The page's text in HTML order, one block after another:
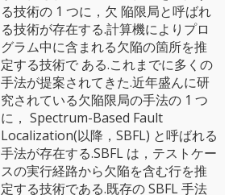
る技術の 1 つに，欠 陥限局と呼ばれ
る技術が存在する.計算機によりプロ
グラム中に含まれる欠陥の箇所を推
定する技術で ある.これまでに多くの
手法が提案されてきた.近年盛んに研
究されている欠陥限局の手法の 1 つ
に， Spectrum-Based Fault
Localization(以降，SBFL) と呼ばれる
手法が存在する.SBFL は，テストケー
スの実行経路から欠陥を含む行を推
定する技術である.既存の SBFL 手法